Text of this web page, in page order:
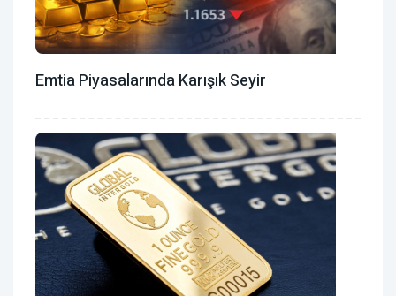
Emtia Piyasalarında Karışık Seyir